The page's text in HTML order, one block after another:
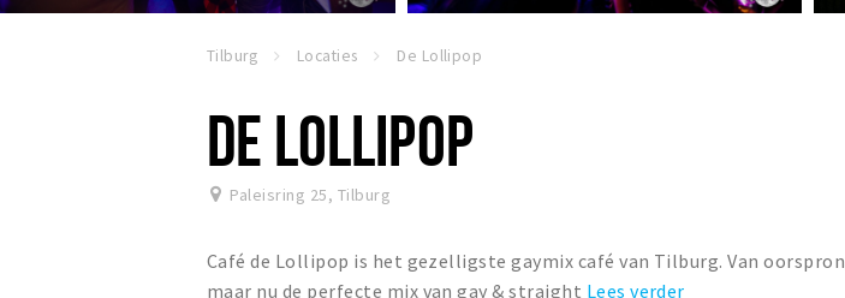
Tilburg Locaties De Lollipop
DE LOLLIPOP
Paleisring 25, Tilburg
Café de Lollipop is het gezelligste gaymix café van Tilburg. Van
maar nu de perfecte mix van gay & straight Lees verder